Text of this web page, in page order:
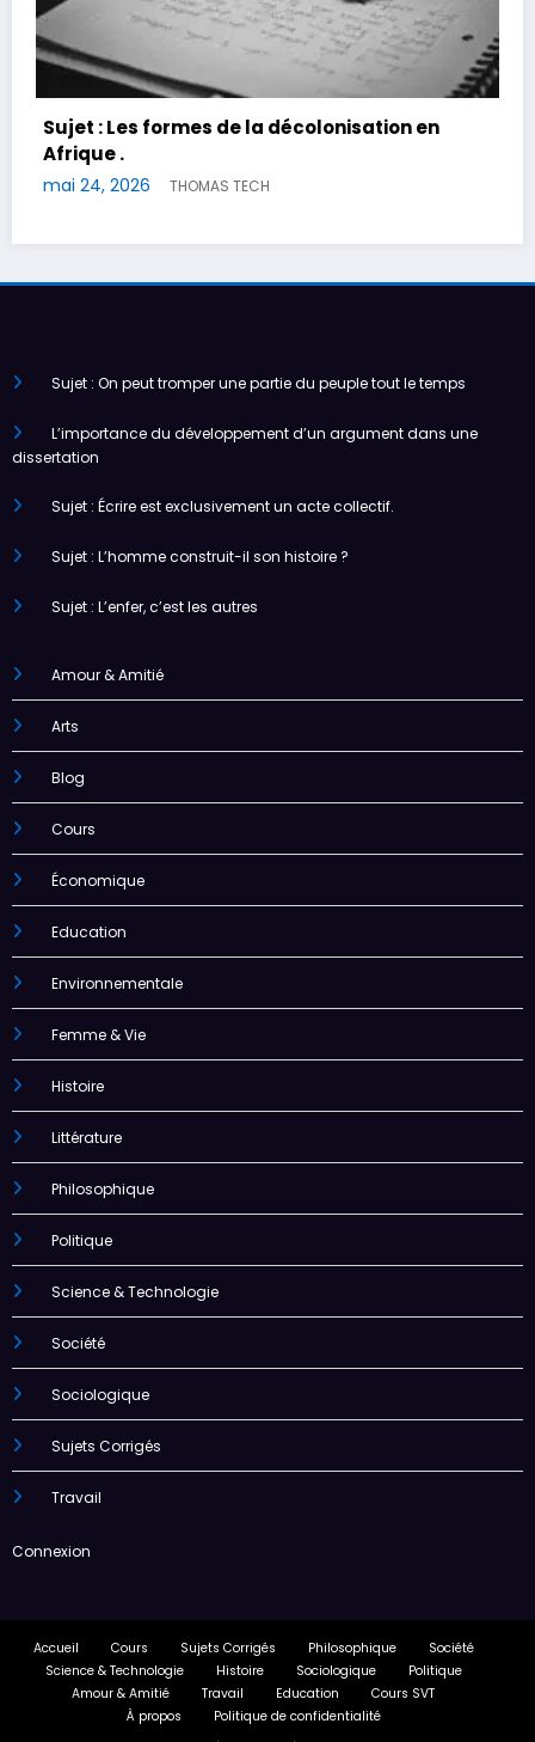
en
Sujet : L’art pour l’art, c’est beau ; mais
mai 17, 2026
Sujet : On peut tromper une partie du peuple tout le temps
L’importance du développement d’un argument dans une
dissertation
Sujet : Écrire est exclusivement un acte collectif.
Sujet : L’homme construit-il son histoire ?
Sujet : L’enfer, c’est les autres
Amour & Amitié
Arts
Blog
Cours
Économique
Education
Environnementale
Femme & Vie
Histoire
Littérature
Philosophique
Politique
Science & Technologie
Société
Sociologique
Sujets Corrigés
Travail
Connexion
Accueil Cours Sujets Corrigés Philosophique
Société
Science & Technologie
Histoire Sociologique
Politique
Amour & Amitié
Travail Education
Cours SVT
À propos
Politique de confidentialité